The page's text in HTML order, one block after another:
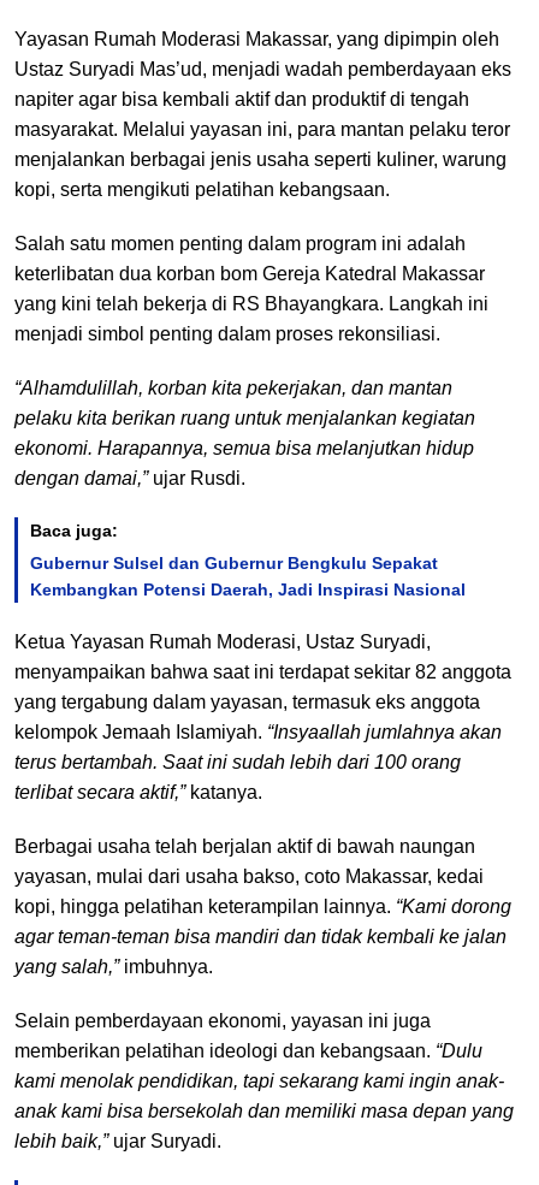
Yayasan Rumah Moderasi Makassar, yang dipimpin oleh
Ustaz Suryadi Mas’ud, menjadi wadah pemberdayaan eks
napiter agar bisa kembali aktif dan produktif di tengah
masyarakat. Melalui yayasan ini, para mantan pelaku teror
menjalankan berbagai jenis usaha seperti kuliner, warung
kopi, serta mengikuti pelatihan kebangsaan.
Salah satu momen penting dalam program ini adalah
keterlibatan dua korban bom Gereja Katedral Makassar
yang kini telah bekerja di RS Bhayangkara. Langkah ini
menjadi simbol penting dalam proses rekonsiliasi.
“Alhamdulillah, korban kita pekerjakan, dan mantan
pelaku kita berikan ruang untuk menjalankan kegiatan
ekonomi. Harapannya, semua bisa melanjutkan hidup
dengan damai,”ujar Rusdi.
Baca juga:
Gubernur Sulsel dan Gubernur Bengkulu Sepakat
Kembangkan Potensi Daerah, Jadi Inspirasi Nasional
Ketua Yayasan Rumah Moderasi, Ustaz Suryadi,
menyampaikan bahwa saat ini terdapat sekitar 82 anggota
yang tergabung dalam yayasan, termasuk eks anggota
kelompok Jemaah Islamiyah. “Insyaallah jumlahnya akan
terus bertambah. Saat ini sudah lebih dari 100 orang
terlibat secara aktif,”katanya.
Berbagai usaha telah berjalan aktif di bawah naungan
yayasan, mulai dari usaha bakso, coto Makassar, kedai
kopi, hingga pelatihan keterampilan lainnya. “Kami dorong
agar teman-teman bisa mandiri dan tidak kembali ke jalan
yang salah,”imbuhnya.
Selain pemberdayaan ekonomi, yayasan ini juga
memberikan pelatihan ideologi dan kebangsaan. “Dulu
kami menolak pendidikan, tapi sekarang kami ingin anak-
anak kami bisa bersekolah dan memiliki masa depan yang
lebih baik,”ujar Suryadi.